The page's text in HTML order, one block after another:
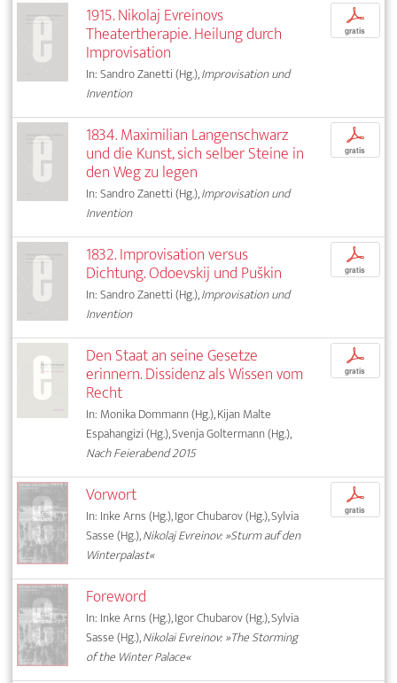
1915. Nikolaj Evreinovs
Theatertherapie. Heilung durch
Improvisation
In: Sandro Zanetti (Hg.),Improvisation und
Invention
p
gratis
1834. Maximilian Langenschwarz
und die Kunst, sich selber Steine in
den Weg zu legen
In: Sandro Zanetti (Hg.),Improvisation und
Invention
p
gratis
1832. Improvisation versus
Dichtung. Odoevskij und Puškin
In: Sandro Zanetti (Hg.),Improvisation und
Invention
p
gratis
Den Staat an seine Gesetze
erinnern. Dissidenz als Wissen vom
Recht
In: Monika Dommann (Hg.), Kijan Malte
Espahangizi (Hg.), Svenja Goltermann (Hg.),
Nach Feierabend 2015
p
gratis
Vorwort
In: Inke Arns (Hg.), Igor Chubarov (Hg.), Sylvia
Sasse (Hg.),Nikolaj Evreinov: »Sturm auf den
Winterpalast«
p
gratis
Foreword
In: Inke Arns (Hg.), Igor Chubarov (Hg.), Sylvia
Sasse (Hg.),Nikolai Evreinov: »The Storming
of the Winter Palace«